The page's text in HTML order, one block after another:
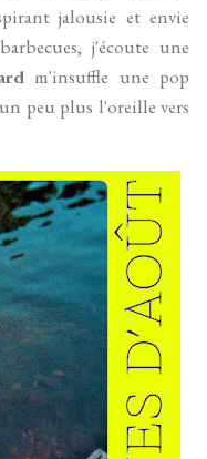
jalousie et envie
j'écoute une
m'insuffle une pop
peu plus l'oreille vers